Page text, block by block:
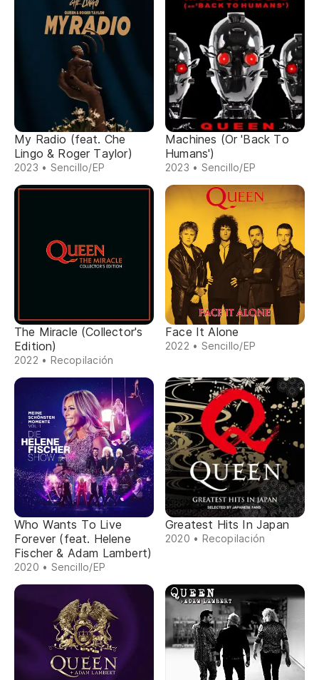
My Radio (feat. Che
Lingo & Roger Taylor)
2023 • Sencillo/EP
Machines (Or 'Back To
Humans')
2023 • Sencillo/EP
The Miracle (Collector's
Edition)
2022 • Recopilación
Face It Alone
2022 • Sencillo/EP
Who Wants To Live
Forever (feat. Helene
Fischer & Adam Lambert)
2020 • Sencillo/EP
Greatest Hits In Japan
2020 • Recopilación